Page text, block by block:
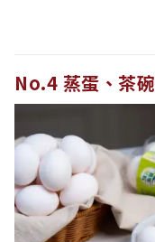
No.4 蒸蛋、茶